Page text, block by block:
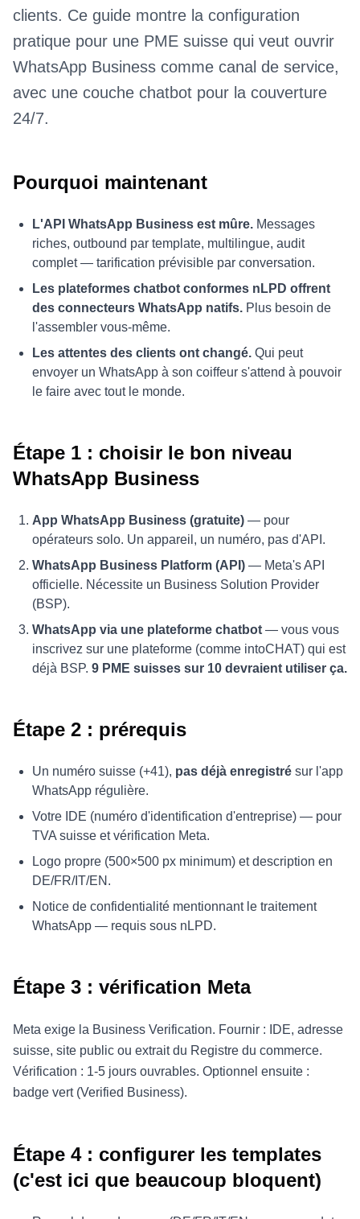
clients. Ce guide montre la configuration
pratique pour une PME suisse qui veut ouvrir
WhatsApp Business comme canal de service,
avec une couche chatbot pour la couverture
24/7.
Pourquoi maintenant
L'API WhatsApp Business est mûre. Messages
riches, outbound par template, multilingue, audit
complet — tarification prévisible par conversation.
Les plateformes chatbot conformes nLPD offrent
des connecteurs WhatsApp natifs. Plus besoin de
l'assembler vous-même.
Les attentes des clients ont changé. Qui peut
envoyer un WhatsApp à son coiffeur s'attend à pouvoir
le faire avec tout le monde.
Étape 1 : choisir le bon niveau
WhatsApp Business
App WhatsApp Business (gratuite) — pour
opérateurs solo. Un appareil, un numéro, pas d'API.
WhatsApp Business Platform (API) — Meta's API
officielle. Nécessite un Business Solution Provider
(BSP).
WhatsApp via une plateforme chatbot — vous vous
inscrivez sur une plateforme (comme intoCHAT) qui est
déjà BSP. 9 PME suisses sur 10 devraient utiliser ça.
Étape 2 : prérequis
Un numéro suisse (+41), pas déjà enregistré sur l'app
WhatsApp régulière.
Votre IDE (numéro d'identification d'entreprise) — pour
TVA suisse et vérification Meta.
Logo propre (500×500 px minimum) et description en
DE/FR/IT/EN.
Notice de confidentialité mentionnant le traitement
WhatsApp — requis sous nLPD.
Étape 3 : vérification Meta
Meta exige la Business Verification. Fournir : IDE, adresse
suisse, site public ou extrait du Registre du commerce.
Vérification : 1-5 jours ouvrables. Optionnel ensuite :
badge vert (Verified Business).
Étape 4 : configurer les templates
(c'est ici que beaucoup bloquent)